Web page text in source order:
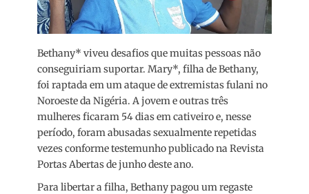
Bethany* viveu desafios que muitas pessoas não
conseguiriam suportar. Mary*, filha de Bethany,
foi raptada em um ataque de extremistas fulani no
Noroeste da Nigéria. A jovem e outras três
mulheres ficaram 54 dias em cativeiro e, nesse
período, foram abusadas sexualmente repetidas
vezes conforme testemunho publicado na Revista
Portas Abertas de junho deste ano.
Para libertar a filha, Bethany pagou um regaste